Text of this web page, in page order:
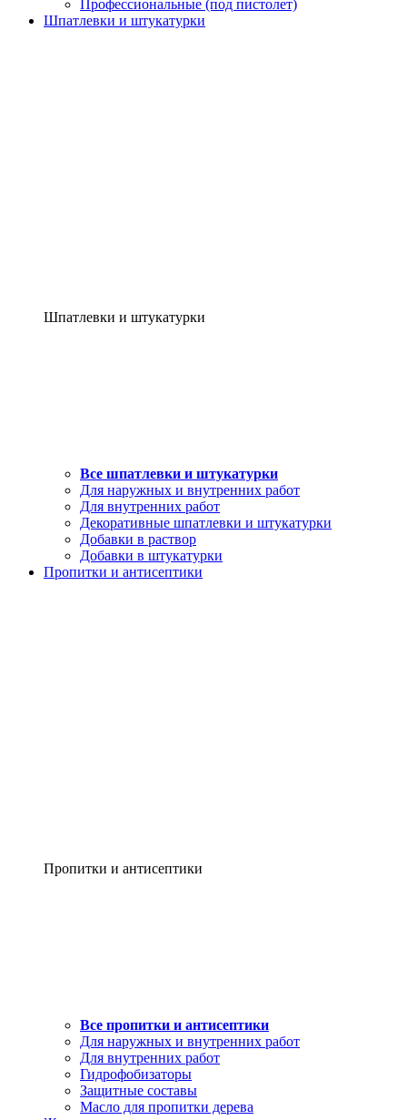
Профессиональные (под пистолет)
Шпатлевки и штукатурки
Шпатлевки и штукатурки
Все шпатлевки и штукатурки
Для наружных и внутренних работ
Для внутренних работ
Декоративные шпатлевки и штукатурки
Добавки в раствор
Добавки в штукатурки
Пропитки и антисептики
Пропитки и антисептики
Все пропитки и антисептики
Для наружных и внутренних работ
Для внутренних работ
Гидрофобизаторы
Защитные составы
Масло для пропитки дерева